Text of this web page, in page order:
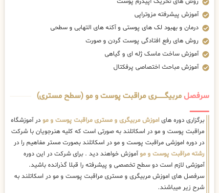
آموزش پیشرفته مزوتراپی
درمان و بهبود لک های پوستی و آکنه های التهابی و سطحی
روش های رفع افتادگی پوست گردن و صورت
آموزش ساخت ماسک ژله ای و گیاهی
آموزش مباحث اختصاصی پرفکتال
سرفصلمربیگــــــــری مراقبت پوست و مو (سطح مستری)
برگزاری دوره های اموزش مربیگری و مستری مراقبت پوست و مو در آموزشگاه
مراقبت پوست و مو در اسکاتلند به صورتی است که کلیه هنرجویان با شرکت
در دوره اموزشی مراقبت پوست و مو در اسکاتلند بصورت مستر مفاهیم را در
رشته مراقبت پوست و موآموزش خواهند دید . برای شرکت در این دوره
آموزشی لازم است دو سطح تخصصی و پیشرفته را قبلا گذرانده باشید.
سرفصل های اموزش مربیگری و مستری مراقبت پوست و مو در اسکاتلند به
شرح زیر میباشند.